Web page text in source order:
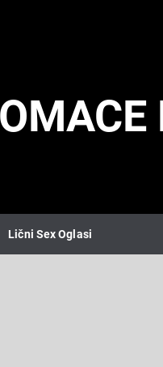
Lični Sex Oglasi